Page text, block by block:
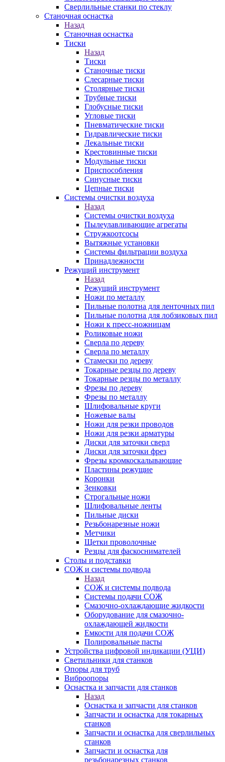
Сверлильные станки по стеклу
Станочная оснастка
Назад
Станочная оснастка
Тиски
Назад
Тиски
Станочные тиски
Слесарные тиски
Столярные тиски
Трубные тиски
Глобусные тиски
Угловые тиски
Пневматические тиски
Гидравлические тиски
Лекальные тиски
Крестовинные тиски
Модульные тиски
Приспособления
Синусные тиски
Цепные тиски
Системы очистки воздуха
Назад
Системы очистки воздуха
Пылеулавливающие агрегаты
Стружкоотсосы
Вытяжные установки
Системы фильтрации воздуха
Принадлежности
Режущий инструмент
Назад
Режущий инструмент
Ножи по металлу
Пильные полотна для ленточных пил
Пильные полотна для лобзиковых пил
Ножи к пресс-ножницам
Роликовые ножи
Сверла по дереву
Сверла по металлу
Стамески по дереву
Токарные резцы по дереву
Токарные резцы по металлу
Фрезы по дереву
Фрезы по металлу
Шлифовальные круги
Ножевые валы
Ножи для резки проводов
Ножи для резки арматуры
Диски для заточки сверл
Диски для заточки фрез
Фрезы кромкоскалывающие
Пластины режущие
Коронки
Зенковки
Строгальные ножи
Шлифовальные ленты
Пильные диски
Резьбонарезные ножи
Метчики
Щетки проволочные
Резцы для фаскоснимателей
Столы и подставки
СОЖ и системы подвода
Назад
СОЖ и системы подвода
Системы подачи СОЖ
Смазочно-охлаждающие жидкости
Оборудование для смазочно-
охлаждающей жидкости
Емкости для подачи СОЖ
Полировальные пасты
Устройства цифровой индикации (УЦИ)
Светильники для станков
Опоры для труб
Виброопоры
Оснастка и запчасти для станков
Назад
Оснастка и запчасти для станков
Запчасти и оснастка для токарных
станков
Запчасти и оснастка для сверлильных
станков
Запчасти и оснастка для
резьбонарезных станков